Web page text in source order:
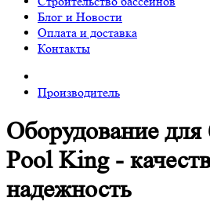
Блог и Новости
Оплата и доставка
Контакты
Производитель
Оборудование для
Pool King -
надежность